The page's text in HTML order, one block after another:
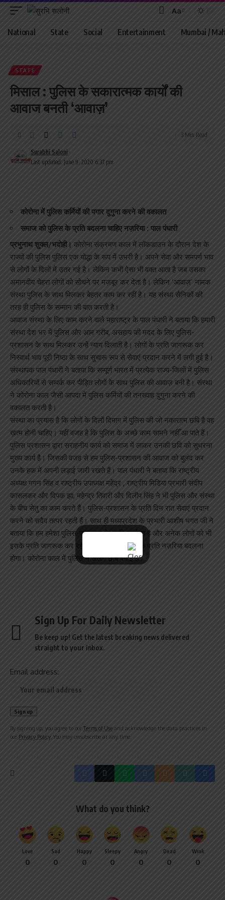
Font
Resizer
Aa
National State Social Entertainment Mumbai /
STATE
मिसाल : पुलिस के सकारात्मक कार्यों की
आवाज बनती ‘आवाज़’
Last updated: June 9, 2020 6:37 pm
Surabhi Saloni
3 Min Read
कोरोना में पुलिस कर्मियों की पगार दुगुना करने की वकालत
समाज को पुलिस के प्रति बदलना चाहिए नज़रिया : पाल पंधारी
प्रभुनाथ शुक्ल/भदोही। कोरोना संक्रमण काल में लॉकडाउन के दौरान देश के
राज्यों की पुलिस पुलिस एक योद्धा के रूप में उभरी है। अपने सेवा और समपर्ण भाव
से लोगों के दिलों में उतर गई है। लेकिन कभी ऐसा भी वक्त आता है जब उसका
अमानवीय चेहरा लोगों को सोचने पर मज़बूर कर देता है। लेकिन ‘आवाज़’ नामक
संस्था पुलिस के साथ मिलकर बेहतर काम कर रहीं है। यह संस्था सैनिकों की
तरह ही पुलिस के सम्मान की बात करती है।
आवाज संस्था के लिए काम करने वाले महाराष्ट्र के पाल पंधारी ने बताया कि हमारी
संस्था देश भर में पुलिस और आम गरीब, असहाय की मदद के लिए पुलिस-
प्रशासन के साथ मिलकर उन्हें न्याय दिलाती है। लोगों के प्रति जागरूक कर
निस्वार्थ भाव पूरी निष्ठा के साथ सुचारू रूप से सेवाएं प्रदान करने में लगी हुई है।
संस्थापक पाल पंधारी ने बताया कि सम्पूर्ण भारत में प्रत्येक राज्य-जिलों में पुलिस
अधिकारियों से सम्पर्क कर पीड़ित लोगों के साथ पुलिस की आवाज़ बनी है। संस्था
ने कोरोना काल जैसी आपदा में पुलिस कर्मियों की तनख्वाह दुगुना करने की
वकालत करती है।
संस्था का प्रयास है कि लोगों के दिलों दिमाग में पुलिस की जो नकारात्म छबि है वह
ख़त्म होनी चाहिए। यहीं वजह है कि पुलिस के अच्छे काम सामने नहीँ आ पाते हैं।
पुलिस प्रशासन द्वारा सराहनीय कार्य को समाज में लाकर उनकी छवि को सुधरना
मुख्य कार्य है। जिसकी वजह से हम पुलिस-प्रशासन की आवाज को बुलंद कर
उनके हक में अपनी लड़ाई जारी रखते हैं। पाल पंधारी ने बताया कि राष्ट्रीय
अध्यक्ष गगन सिंह व राष्ट्रीय उपाध्यक्ष महेंद्र , राष्ट्रीय मिडिया प्रभारी संदीप
कासलकर और दिपक झा, महेन्द्र तिवारी और दिलीप सिंह ने भी पुलिस और संस्था
के बीच सेतु का काम करते हैं। पुलिस-प्रशासन के प्रति दिन रात सेवाएं प्रदान
करने को सदैव तत्पर रहती हैं। साथ ही मध्यप्रदेश के प्रभारी आशीष भगत जी ने
बताया कि हम हमेशा पुलिस-प्रशासन के प्रति कार्यरत है और अनेक लोगों को भी
इसके प्रति जागरूक कर रहे हैं। समाज को पुलिस के प्रति नज़रिया बदलना
होगा। कोरोना काल में पुलिस ने अलग छबि बनाई है।
Sign Up For Daily Newsletter
Be keep up! Get the latest breaking news delivered
straight to your inbox.
Email address:
By signing up, you agree to our Terms of Use and acknowledge the data practices in
our Privacy Policy. You may unsubscribe at any time.
What do you think?
Love
0
Sad
0
Happy
0
Sleepy
0
Angry
0
Dead
0
Wink
0